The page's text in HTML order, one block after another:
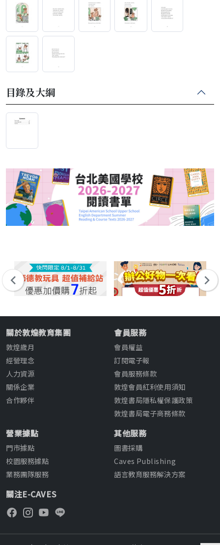
目錄及大綱
關於敦煌教育集團
敦煌歲月
經營理念
人力資源
關係企業
合作夥伴
會員服務
會員權益
訂閱電子報
會員服務條款
敦煌會員紅利使用須知
敦煌書局隱私權保護政策
敦煌書局電子商務條款
營業據點
門市據點
校園服務據點
業務團隊服務
其他服務
圖書採購
Caves Publishing
語言教育服務解決方案
關注E-CAVES